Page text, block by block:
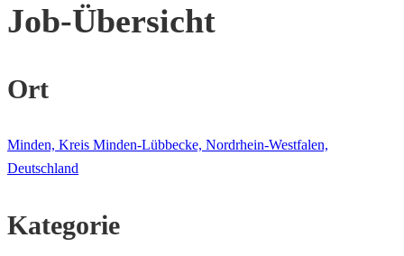
Job-Übersicht
Ort
Minden, Kreis Minden-Lübbecke, Nordrhein-Westfalen,
Deutschland
Kategorie